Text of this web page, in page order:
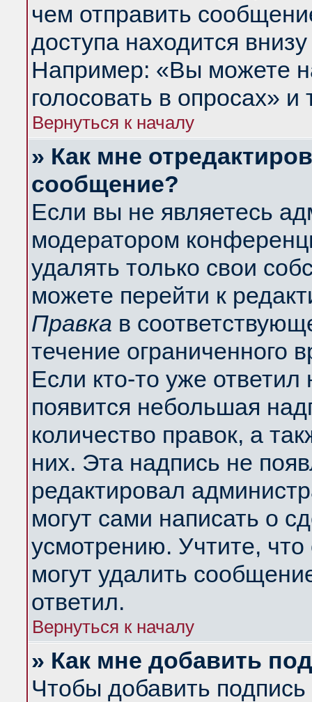
чем отправить
доступа находится
Например: «Вы можете
голосовать в опросах» и
Вернуться к началу
» Как мне
сообщение?
Если вы не являетесь
модератором
удалять только свои
можете перейти к
Правка в
течение ограниченного
Если кто-то уже
появится небольшая
количество правок, а
них. Эта надпись не
редактировал
могут сами написать о
усмотрению. Учтите,
могут удалить
ответил.
Вернуться к началу
» Как мне добавить
Чтобы добавить